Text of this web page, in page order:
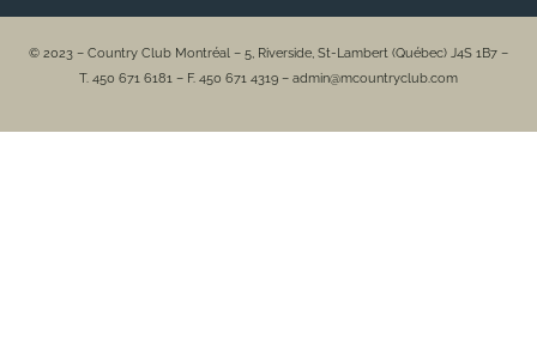
© 2023 – Country Club Montréal – 5, Riverside, St-Lambert (Québec) J4S 1B7 –
T. 450 671 6181 – F. 450 671 4319 – admin@mcountryclub.com